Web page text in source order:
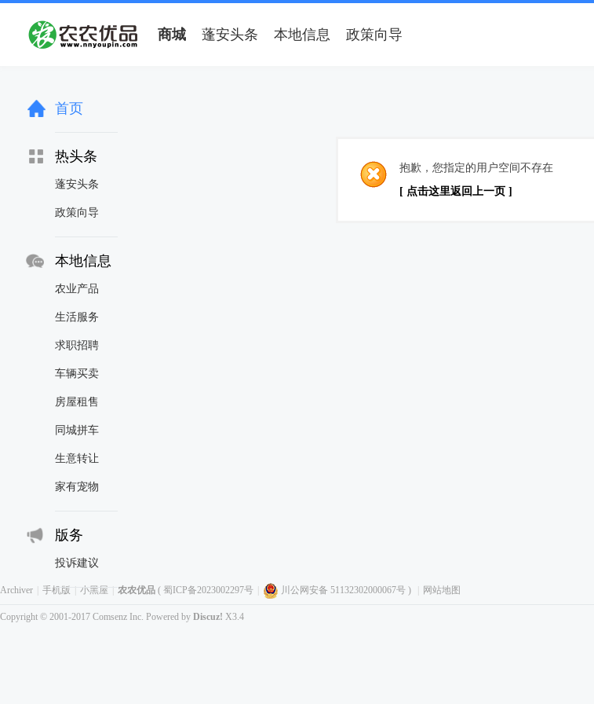
商城 蓬安头条 本地信息 政策向导
首页
热头条
蓬安头条
政策向导
本地信息
农业产品
生活服务
求职招聘
车辆买卖
房屋租售
同城拼车
生意转让
家有宠物
版务
投诉建议
抱歉，您指定的用户空间不存在
[ 点击这里返回上一页 ]
Archiver 手机版 小黑屋 农农优品 ( 蜀ICP备2023002297号 川公网安备 51132302000067号 ) 网站地图
Copyright © 2001-2017 Comsenz Inc. Powered by Discuz! X3.4